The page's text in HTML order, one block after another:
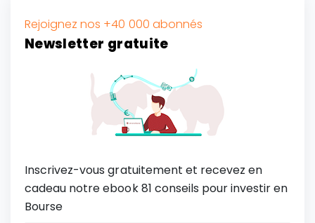
Rejoignez nos +40 000 abonnés
Newsletter gratuite
Inscrivez-vous gratuitement et recevez en
cadeau notre ebook 81 conseils pour investir en
Bourse